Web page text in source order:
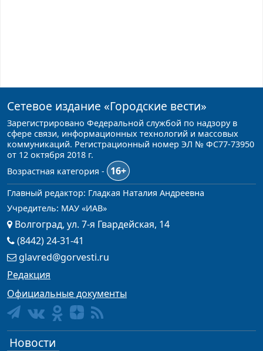
Сетевое издание «Городские вести»
Зарегистрировано Федеральной службой по надзору в
сфере связи, информационных технологий и массовых
коммуникаций. Регистрационный номер ЭЛ № ФС77-73950
от 12 октября 2018 г.
Возрастная категория -
16+
Главный редактор: Гладкая Наталия Андреевна
Учредитель: МАУ «ИАВ»
Волгоград, ул. 7-я Гвардейская, 14
(8442) 24-31-41
glavred@gorvesti.ru
Редакция
Официальные документы
Новости